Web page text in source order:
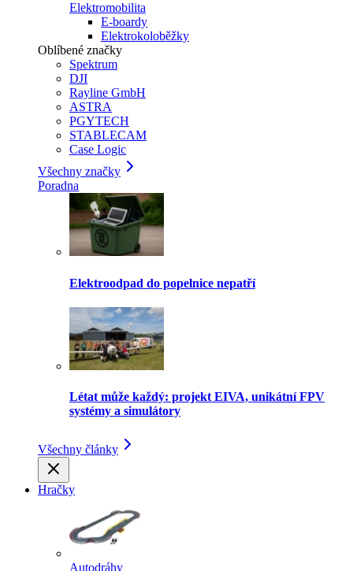
Elektromobilita
E-boardy
Elektrokoloběžky
Oblíbené značky
Spektrum
DJI
Rayline GmbH
ASTRA
PGYTECH
STABLECAM
Case Logic
Všechny značky
Poradna
Elektroodpad do popelnice nepatří
Létat může každý: projekt EIVA, unikátní FPV
systémy a simulátory
Všechny články
Hračky
Autodráhy